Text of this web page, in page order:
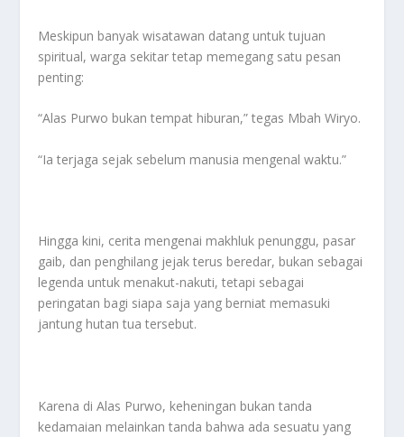
Meskipun banyak wisatawan datang untuk tujuan
spiritual, warga sekitar tetap memegang satu pesan
penting:
“Alas Purwo bukan tempat hiburan,” tegas Mbah Wiryo.
“Ia terjaga sejak sebelum manusia mengenal waktu.”
Hingga kini, cerita mengenai makhluk penunggu, pasar
gaib, dan penghilang jejak terus beredar, bukan sebagai
legenda untuk menakut-nakuti, tetapi sebagai
peringatan bagi siapa saja yang berniat memasuki
jantung hutan tua tersebut.
Karena di Alas Purwo, keheningan bukan tanda
kedamaian melainkan tanda bahwa ada sesuatu yang